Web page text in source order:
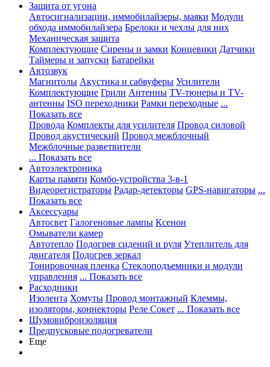
Защита от угона
Автосигнализации, иммобилайзеры, маяки Модули
обхода иммобилайзера Брелоки и чехлы для них
Механическая защита
Комплектующие Сирены и замки Концевики Датчики
Таймеры и запуски Батарейки
Автозвук
Магнитолы Акустика и сабвуферы Усилители
Комплектующие Грили Антенны TV-тюнеры и TV-
антенны ISO переходники Рамки переходные ...
Показать все
Провода Комплекты для усилителя Провод силовой
Провод акустический Провод межблочный
Межблочные разветвители
... Показать все
Автоэлектроника
Карты памяти Комбо-устройства 3-в-1
Видеорегистраторы Радар-детекторы GPS-навигаторы ...
Показать все
Аксессуары
Автосвет Галогеновые лампы Ксенон
Омыватели камер
Автотепло Подогрев сидений и руля Утеплитель для
двигателя Подогрев зеркал
Тонировочная пленка Стеклоподъемники и модули
управления ... Показать все
Расходники
Изолента Хомуты Провод монтажный Клеммы,
изоляторы, коннекторы Реле Сокет ... Показать все
Шумовиброизоляция
Предпусковые подогреватели
Еще